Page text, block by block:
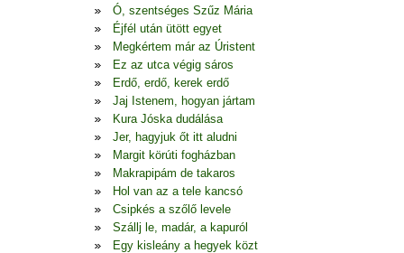
Ó, szentséges Szűz Mária
Éjfél után ütött egyet
Megkértem már az Úristent
Ez az utca végig sáros
Erdő, erdő, kerek erdő
Jaj Istenem, hogyan jártam
Kura Jóska dudálása
Jer, hagyjuk őt itt aludni
Margit körúti fogházban
Makrapipám de takaros
Hol van az a tele kancsó
Csipkés a szőlő levele
Szállj le, madár, a kapuról
Egy kisleány a hegyek közt